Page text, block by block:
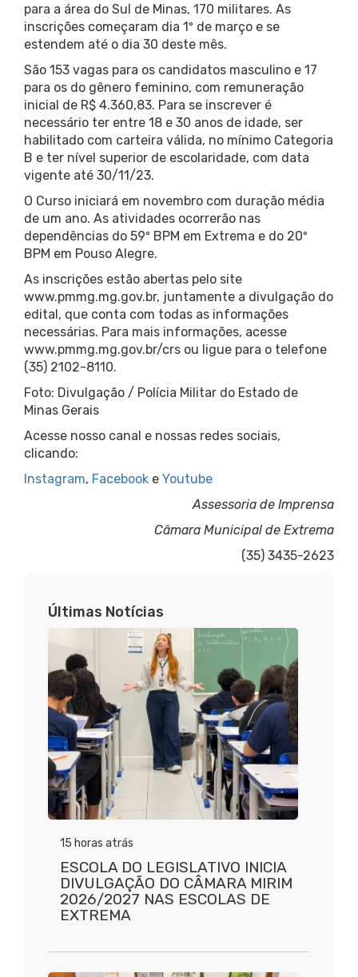
para a área do Sul de Minas, 170 militares. As
inscrições começaram dia 1º de março e se
estendem até o dia 30 deste mês.
São 153 vagas para os candidatos masculino e 17
para os do gênero feminino, com remuneração
inicial de R$ 4.360,83. Para se inscrever é
necessário ter entre 18 e 30 anos de idade, ser
habilitado com carteira válida, no mínimo Categoria
B e ter nível superior de escolaridade, com data
vigente até 30/11/23.
O Curso iniciará em novembro com duração média
de um ano. As atividades ocorrerão nas
dependências do 59º BPM em Extrema e do 20º
BPM em Pouso Alegre.
As inscrições estão abertas pelo site
www.pmmg.mg.gov.br, juntamente a divulgação do
edital, que conta com todas as informações
necessárias. Para mais informações, acesse
www.pmmg.mg.gov.br/crs ou ligue para o telefone
(35) 2102-8110.
Foto: Divulgação / Polícia Militar do Estado de
Minas Gerais
Acesse nosso canal e nossas redes sociais,
clicando:
Instagram, Facebook e Youtube
Assessoria de Imprensa
Câmara Municipal de Extrema
(35) 3435-2623
Últimas Notícias
15 horas atrás
ESCOLA DO LEGISLATIVO INICIA
DIVULGAÇÃO DO CÂMARA MIRIM
2026/2027 NAS ESCOLAS DE
EXTREMA